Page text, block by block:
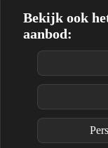
Bekijk ook
aanbod: